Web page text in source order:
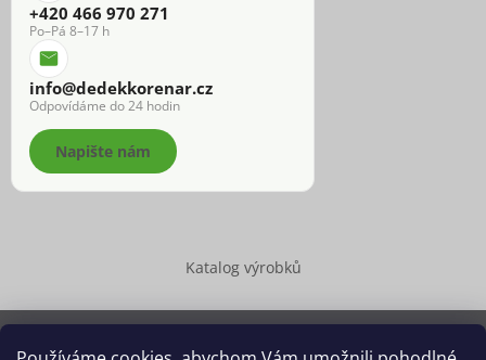
+420 466 970 271
Po–Pá 8–17 h
info@dedekkorenar.cz
Odpovídáme do 24 hodin
Napište nám
Katalog výrobků